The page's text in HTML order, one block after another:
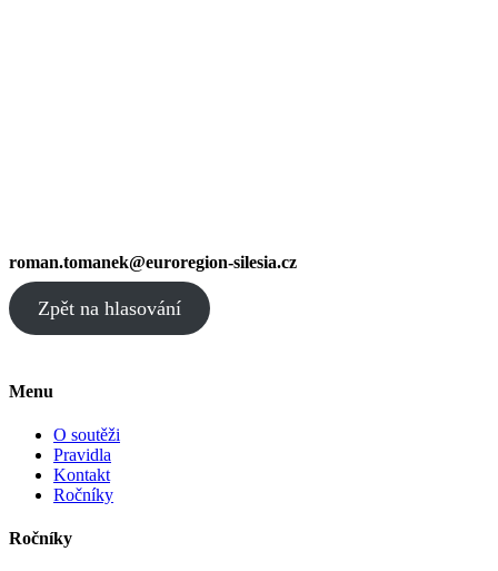
roman.tomanek@euroregion-silesia.cz
Zpět na hlasování
Menu
O soutěži
Pravidla
Kontakt
Ročníky
Ročníky